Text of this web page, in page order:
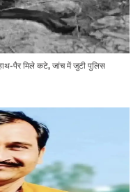
पैर मिले कटे, जांच में जुटी पुलिस